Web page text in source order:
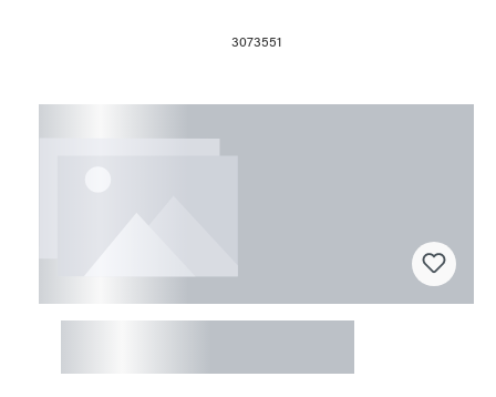
3073551